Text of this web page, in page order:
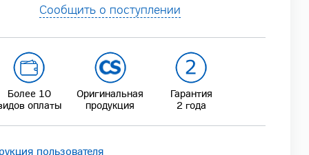
Сообщить о поступлении
Более 10
оплаты
Оригинальная
продукция
Гарантия
2 года
пользователя